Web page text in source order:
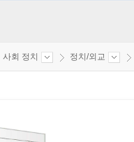
사회 정치 정치/외교